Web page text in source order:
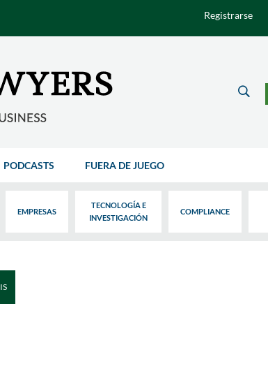
Registrarse
U
PODCASTS FUERA DE JUEGO
EMPRESAS
TECNOLOGÍA E
INVESTIGACIÓN
COMPLIANCE